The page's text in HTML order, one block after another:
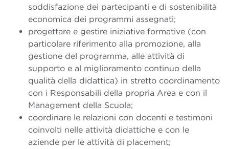
soddisfazione dei partecipanti e di sostenibilità
economica dei programmi assegnati;
progettare e gestire iniziative formative (con
particolare riferimento alla promozione, alla
gestione del programma, alle attività di
supporto e al miglioramento continuo della
qualità della didattica) in stretto coordinamento
con i Responsabili della propria Area e con il
Management della Scuola;
coordinare le relazioni con docenti e testimoni
coinvolti nelle attività didattiche e con le
aziende per le attività di placement;